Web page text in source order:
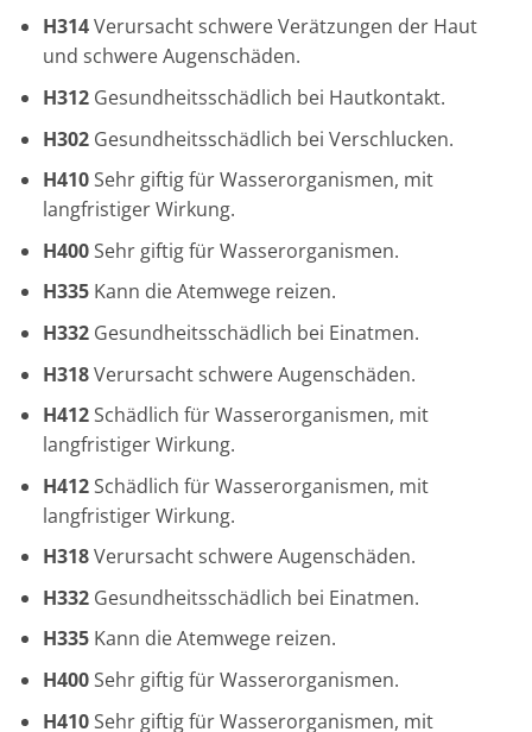
H314Verursacht schwere Verätzungen der Haut
und schwere Augenschäden.
H312Gesundheitsschädlich bei Hautkontakt.
H302Gesundheitsschädlich bei Verschlucken.
H410Sehr giftig für Wasserorganismen, mit
langfristiger Wirkung.
H400Sehr giftig für Wasserorganismen.
H335Kann die Atemwege reizen.
H332Gesundheitsschädlich bei Einatmen.
H318Verursacht schwere Augenschäden.
H412Schädlich für Wasserorganismen, mit
langfristiger Wirkung.
H412Schädlich für Wasserorganismen, mit
langfristiger Wirkung.
H318Verursacht schwere Augenschäden.
H332Gesundheitsschädlich bei Einatmen.
H335Kann die Atemwege reizen.
H400Sehr giftig für Wasserorganismen.
H410Sehr giftig für Wasserorganismen, mit